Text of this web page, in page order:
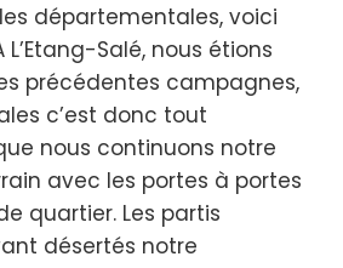
départementales, voici
L’Etang-Salé, nous étions
précédentes campagnes,
c’est donc tout
nous continuons notre
avec les portes à portes
quartier. Les partis
désertés notre